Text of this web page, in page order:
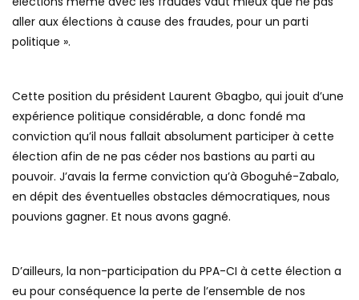
aller aux élections à cause des fraudes, pour un parti
politique ».
Cette position du président Laurent Gbagbo, qui jouit d’une
expérience politique considérable, a donc fondé ma
conviction qu’il nous fallait absolument participer à cette
élection afin de ne pas céder nos bastions au parti au
pouvoir. J’avais la ferme conviction qu’à Gboguhé-Zabalo,
en dépit des éventuelles obstacles démocratiques, nous
pouvions gagner. Et nous avons gagné.
D’ailleurs, la non-participation du PPA-CI à cette élection a
eu pour conséquence la perte de l’ensemble de nos